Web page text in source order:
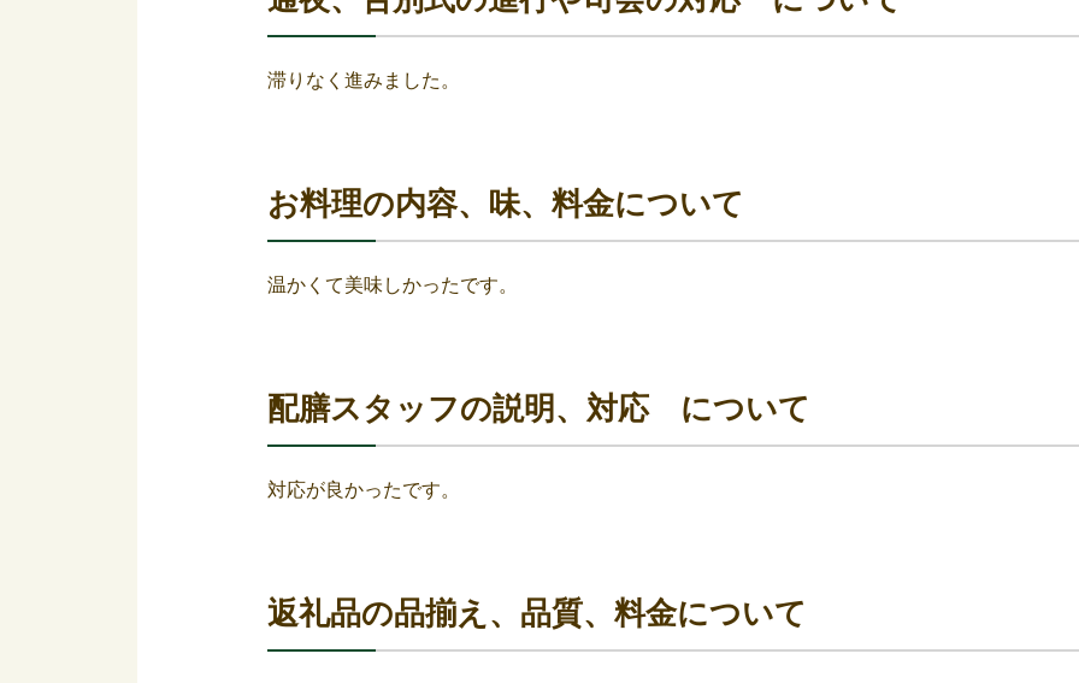
滞りなく進みました。
お料理の内容、味、料金について
温かくて美味しかったです。
配膳スタッフの説明、対応 について
対応が良かったです。
返礼品の品揃え、品質、料金について